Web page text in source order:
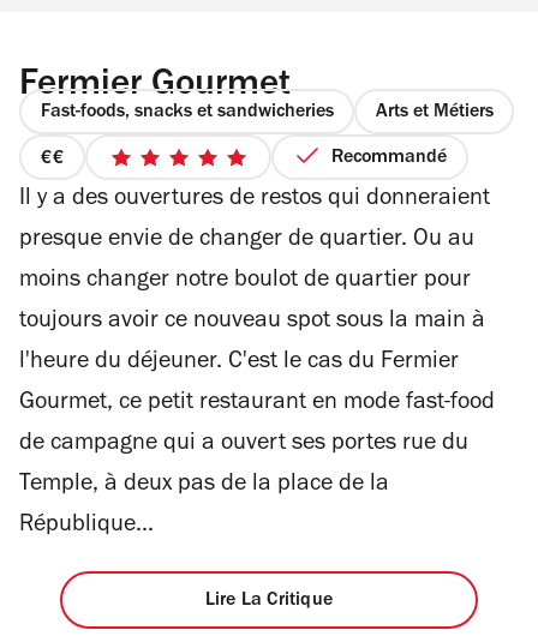
Fermier Gourmet
Fast-foods, snacks et sandwicheries Arts et Métiers
prix
2
5
sur
5
Recommandé
Il y a des ouvertures de restos qui donneraient
presque envie de changer de quartier. Ou au
moins changer notre boulot de quartier pour
toujours avoir ce nouveau spot sous la main à
l'heure du déjeuner. C'est le cas du Fermier
Gourmet, ce petit restaurant en mode fast-food
de campagne qui a ouvert ses portes rue du
Temple, à deux pas de la place de la
République...
Lire La Critique